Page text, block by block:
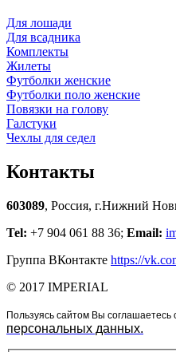
Для лошади
Для всадника
Комплекты
Жилеты
Футболки женские
Футболки поло женские
Повязки на голову
Галстуки
Чехлы для седел
Контакты
603089, Россия, г.Нижний
Tel: +7 904 061 88 36; Email:
Группа ВКонтакте https://
© 2017 IMPERIAL
Пользуясь сайтом Вы соглашаетесь
персональных данных.